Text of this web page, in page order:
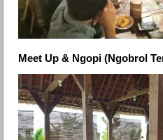
Meet Up & Ngopi (Ngobrol